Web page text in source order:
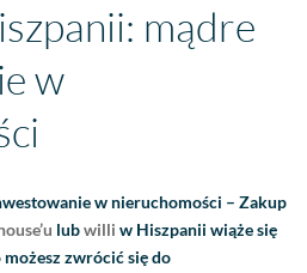
mądre
w
w nieruchomości – Zakup
lubwilli w Hiszpanii wiąże się
zwrócić się do